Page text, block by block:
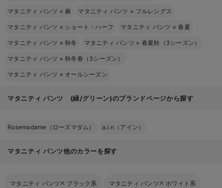
マタニティ パンツ × 麻 マタニティ パンツ × フルレングス
マタニティ パンツ × ショート・ハーフ マタニティ パンツ ×春夏
マタニティ パンツ ×秋冬 マタニティ パンツ × 春夏秋（3シーズン）
マタニティ パンツ ×秋冬春（3シーズン）
マタニティ パンツ × オールシーズン
マタニティ パンツ (緑/グリーン)のブランドページから探す
Rosemadame（ローズマダム） a.i.n（アイン）
マタニティ パンツ他のカラーを探す
マタニティ パンツ ブラック系 マタニティ パンツ ホワイト系